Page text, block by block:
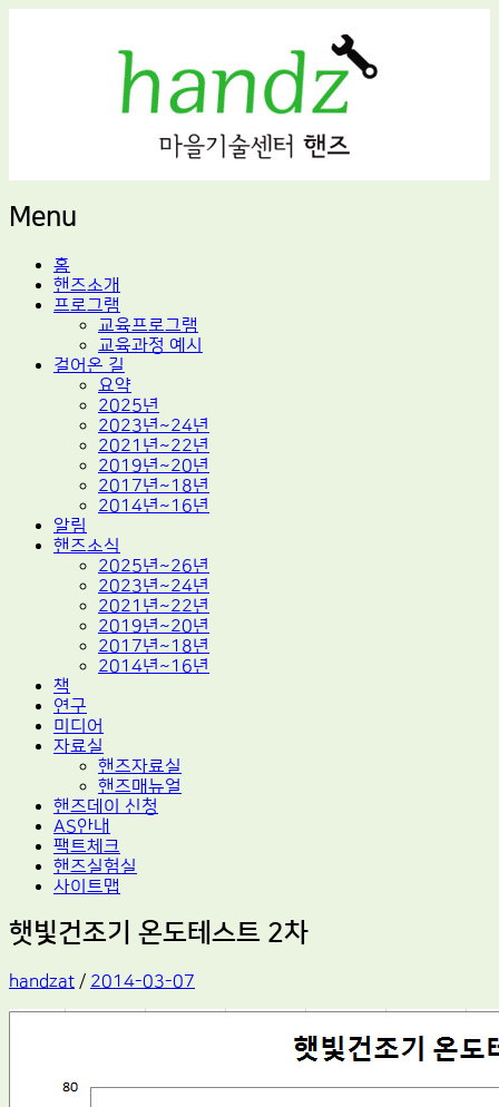
마을기술센터 핸즈
적정기술 교육
Menu
Skip
content
홈
핸즈소개
프로그램
교육프로그램
교육과정 예시
걸어온 길
요약
2025년
2023년~24년
2021년~22년
2019년~20년
2017년~18년
2014년~16년
알림
핸즈소식
2025년~26년
2023년~24년
2021년~22년
2019년~20년
2017년~18년
2014년~16년
책
연구
미디어
자료실
핸즈자료실
핸즈매뉴얼
핸즈데이 신청
AS안내
팩트체크
핸즈실험실
사이트맵
햇빛건조기 온도테스트 2차
handzat / 2014-03-07